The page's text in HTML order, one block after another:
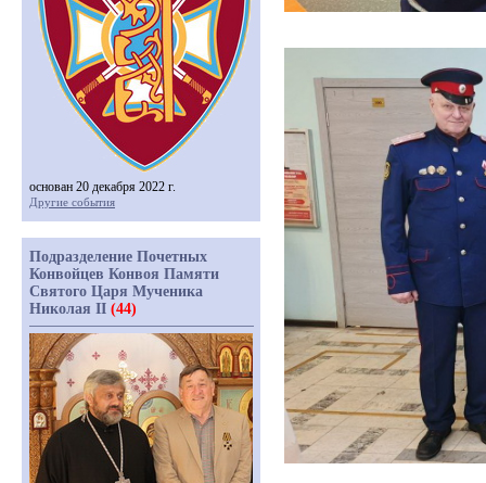
основан 20 декабря 2022 г.
Другие события
Подразделение Почетных
Конвойцев Конвоя Памяти
Святого Царя Мученика
Николая II (44)